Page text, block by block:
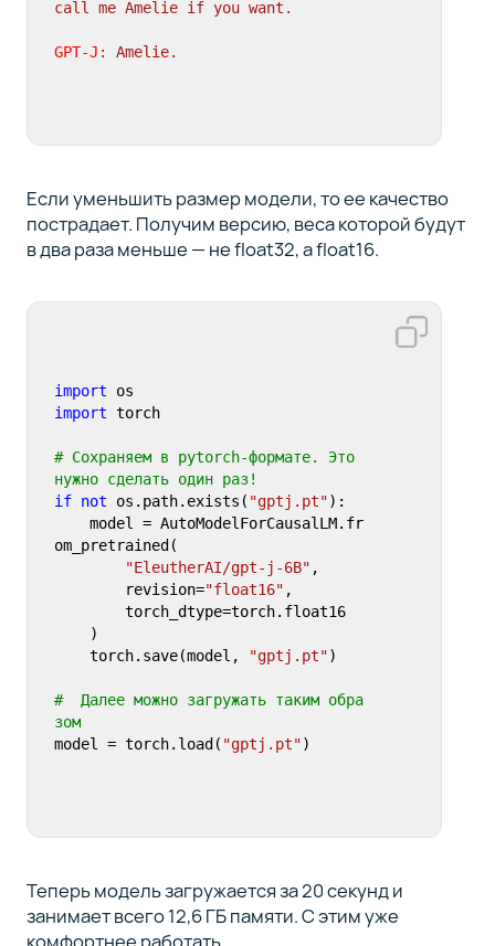
call me Amelie if you want.
GPT-J: Amelie.
Если уменьшить размер модели, то ее качество
пострадает. Получим версию, веса которой будут
в два раза меньше — не float32, а float16.
import
import torch
# Сохраняем в pytorch-формате. Это
нужно сделать один раз!
if not os.path.exists( "gptj.pt"):
om_pretrained(
"EleutherAI/gpt-j-6B" ,
        revision=
"float16" ,
    torch.save(model,
"gptj.pt")
#  Далее можно загружать таким обра
зом
model = torch.load( "gptj.pt")
Теперь модель загружается за 20 секунд и
занимает всего 12,6 ГБ памяти. С этим уже
комфортнее работать.